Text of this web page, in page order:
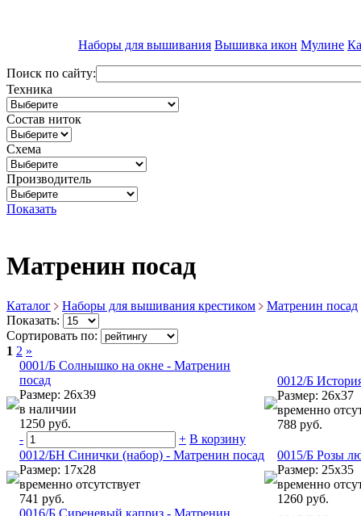
Наборы для вышивания Вышивка икон Мулине
Поиск по сайту:
Техника
Состав ниток
Схема
Производитель
Показать
Матренин посад
Каталог Наборы для вышивания крестиком
Матренин посад
Показать:
Сортировать по:
1 2 »
0001/Б Солнышко на окне - Матренин
посад
Размер: 26х39
в наличии
1250 руб.
-
+ В корзину
0012/Б
Размер: 26х37
временно
788 руб.
0012/БН Синички (набор) - Матренин посад
Размер: 17х28
временно отсутствует
741 руб.
0015/Б Розы
Размер: 25х35
временно
1260 руб.
0016/Б Сиреневый каприз - Матренин